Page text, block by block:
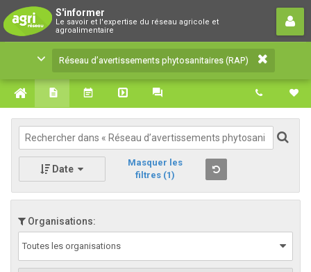
S'informer
Le savoir et l'expertise du réseau agricole et
agroalimentaire
Réseau d’avertissements
phytosanitaires (RAP)
Le savoir et l'expertise du réseau agricole et
agroalimentaire
Réseau d’avertissements phytosanitaires (RAP)
Date
Masquer les
filtres (1)
Organisations:
Toutes les organisations